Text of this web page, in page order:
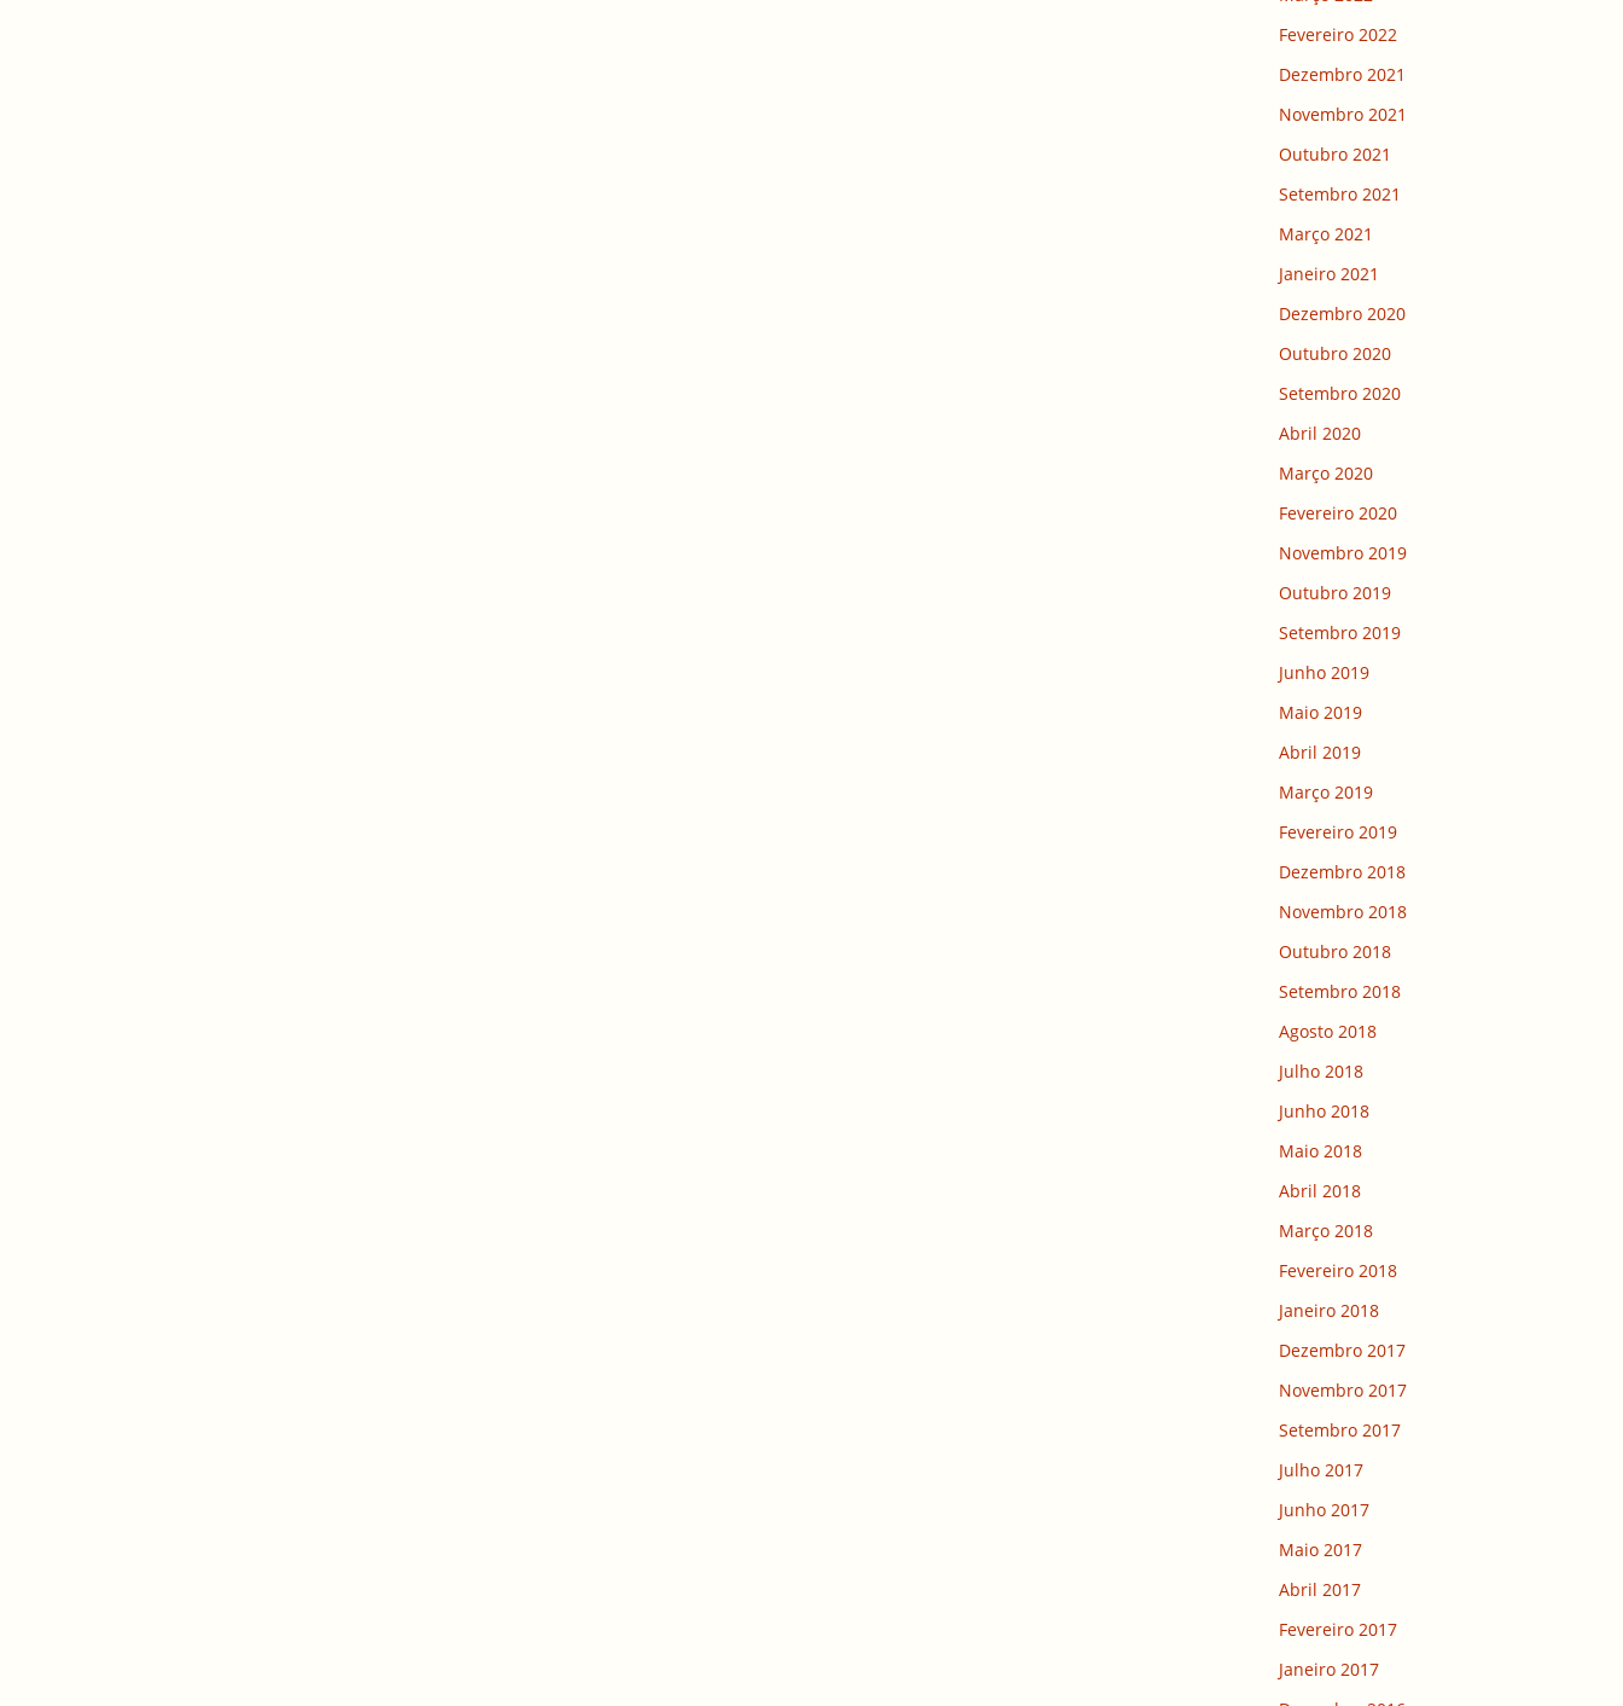
Fevereiro 2022
Dezembro 2021
Novembro 2021
Outubro 2021
Setembro 2021
Março 2021
Janeiro 2021
Dezembro 2020
Outubro 2020
Setembro 2020
Abril 2020
Março 2020
Fevereiro 2020
Novembro 2019
Outubro 2019
Setembro 2019
Junho 2019
Maio 2019
Abril 2019
Março 2019
Fevereiro 2019
Dezembro 2018
Novembro 2018
Outubro 2018
Setembro 2018
Agosto 2018
Julho 2018
Junho 2018
Maio 2018
Abril 2018
Março 2018
Fevereiro 2018
Janeiro 2018
Dezembro 2017
Novembro 2017
Setembro 2017
Julho 2017
Junho 2017
Maio 2017
Abril 2017
Fevereiro 2017
Janeiro 2017